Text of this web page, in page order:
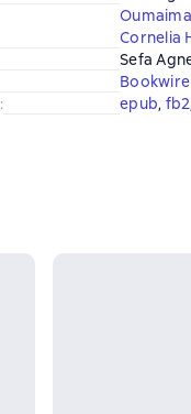
Cornelia
Sefa
Bookwire
: epub, fb2